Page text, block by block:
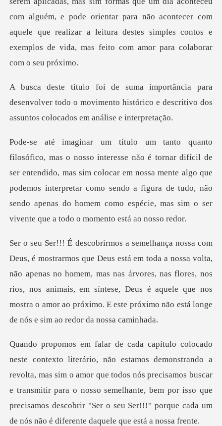
com alguém, e pode orientar para não acontecer com
aquele que realizar a leitura
desenvolver todo o movimento histórico e descritiv
ser entendido, mas sim colocar em nossa mente algo que
podemos interpretar como sendo a figura de tudo,
olta,
não apenas no homem, mas nas árvores, nas flores, nos
rios, nos animais, em síntese, Deus é aquele
lta, mas sim o amor que todos nós precisamos buscar
e transmitir para o nosso semelhante, bem por isso que
p